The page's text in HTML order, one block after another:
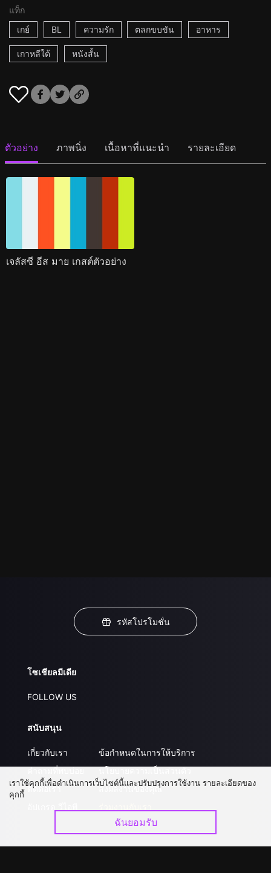
แท็ก
เกย์
BL ความรัก ตลกขบขัน อาหาร
เกาหลีใต้ หนังสั้น
ตัวอย่าง ภาพนิ่ง เนื้อหาที่แนะนำ รายละเอียด
เจลัสซี อีส มาย เกสต์ตัวอย่าง
รหัสโปรโมชั่น
โซเชียลมีเดีย
FOLLOW US
สนับสนุน
เกี่ยวกับเรา
ติดต่อเรา
ข้อกำหนดในการให้บริการ
ส่งผลงานของคุณ
เราใช้คุกกี้เพื่อดำเนินการเว็บไซต์นี้และปรับปรุงการใช้งาน รายละเอียดของ
คุกกี้
ฉันยอมรับ